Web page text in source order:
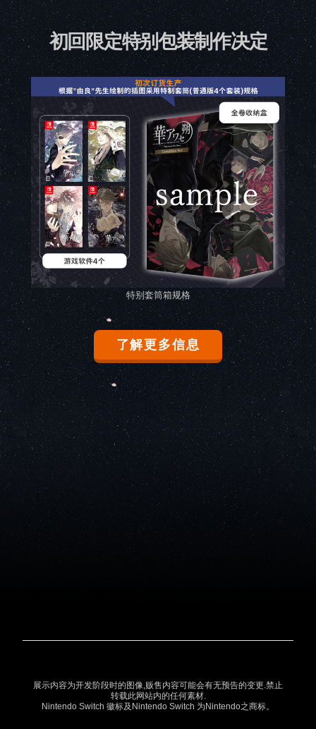
初回限定特别包装制作决定
特别套筒箱规格
了解更多信息
展示内容为开发阶段时的图像,贩售内容可能会有无预告的变更.禁止
转载此网站内的任何素材.
Nintendo Switch 徽标及Nintendo Switch 为Nintendo之商标。